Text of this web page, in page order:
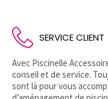
SERVICE CLIENT
Avec Piscinelle
conseil et de service.
sont là pour vous